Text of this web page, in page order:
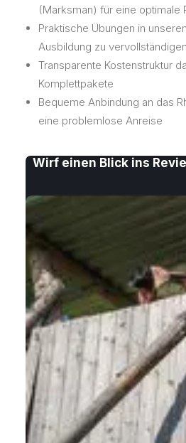
(Marksman) für eine optimale
Praktische Übungen in
Ausbildung zu vervollständigen
Transparente Kostenstruktur
Komplettpakete
Bequeme Anbindung an das
eine problemlose Anreise
Wirf einen Blick ins